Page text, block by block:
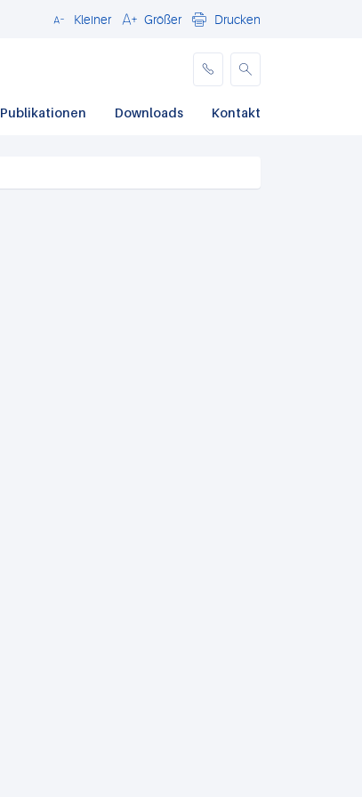
Schließen
Kleiner Größer Drucken
Publikationen Downloads Kontakt